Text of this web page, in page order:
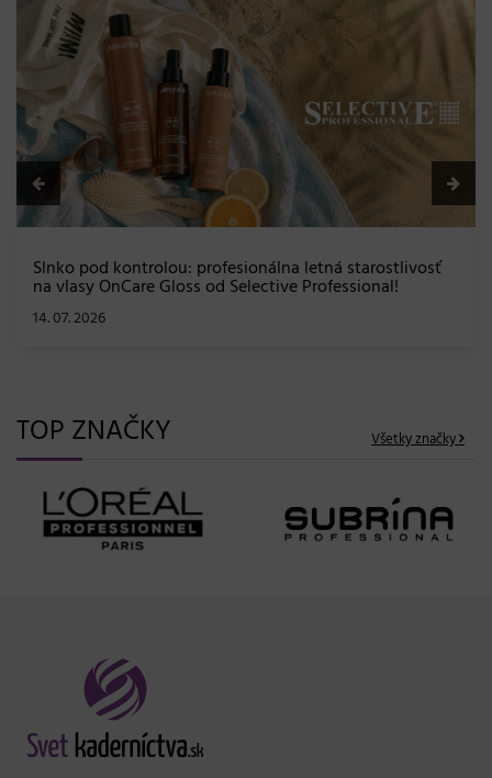
letná starostlivosť
Professional!
BLONDME prichádza s novou
efekt a maximálna starostlivosť
08. 06. 2026
TOP ZNAČKY Všetky značky